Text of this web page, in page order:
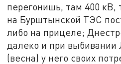
перегонишь, там 400 кВ,
на Бурштынской ТЭС
либо на прицеле;
далеко и при
(весна) у него своих